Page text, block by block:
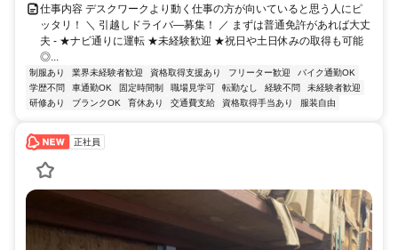
仕事内容 デスクワークより動く仕事の方が向いていると思う人にピ
ッタリ！ ＼ 引越しドライバ―募集！ ／ まずは普通免許があれば大丈
夫 - ★ナビ通りに運転 ★未経験歓迎 ★祝日や土日休みの取得も可能
◎...
制服あり 業界未経験者歓迎 資格取得支援あり フリーター歓迎
バイク通勤OK
学歴不問
車通勤OK 固定時間制 職場見学可 転勤なし 経験不問
未経験者歓迎
研修あり
ブランクOK 育休あり 交通費支給 資格取得手当あり 服装自由
正社員